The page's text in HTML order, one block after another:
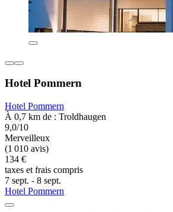
Hotel Pommern
Hotel Pommern
À 0,7 km de : Troldhaugen
9,0/10
Merveilleux
(1 010 avis)
134 €
taxes et frais compris
7 sept. - 8 sept.
Hotel Pommern